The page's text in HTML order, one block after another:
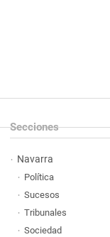
Secciones
Navarra
Política
Sucesos
Tribunales
Sociedad